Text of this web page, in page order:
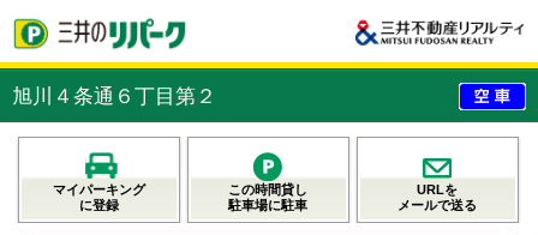
旭川４条通６丁目第２
マイパーキング
に登録
この時間貸し
駐車場に駐車
URLを
メールで送る